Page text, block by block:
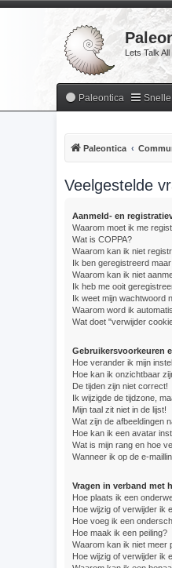
Lets Talk
Paleontica
Paleontica
Veelgestelde
Aanmeld- en
Waarom moet ik me
Wat is COPPA?
Waarom kan ik niet
Ik ben geregistreerd
Waarom kan ik niet
Ik heb me ooit
Ik weet mijn wachtwoord
Waarom word ik
Wat doet "verwijder
Gebruikersvoorkeuren
Hoe verander ik mijn
Hoe kan ik onzichtbaar
De tijden zijn niet correct!
Ik wijzigde de tijdzone,
Mijn taal zit niet in de lijst!
Wat zijn de afbeeldingen
Hoe kan ik een avatar
Wat is mijn rang en hoe
Wanneer ik op de e-
Vragen in verband met
Hoe plaats ik een
Hoe wijzig of verwijder ik
Hoe voeg ik een
Hoe maak ik een peiling?
Waarom kan ik niet meer
Hoe wijzig of verwijder ik